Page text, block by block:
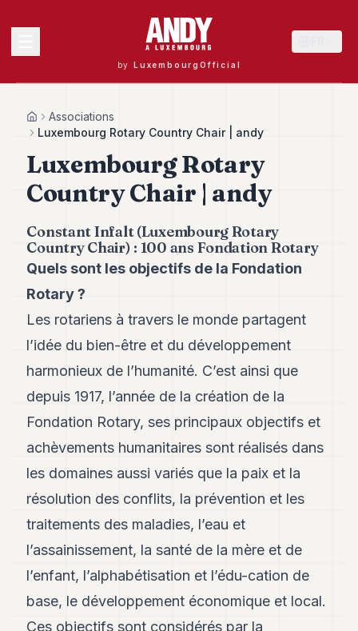
by LuxembourgOfficial
Andy
40
Andy
38
Andy
36
Andy
35
Andy
Andy
32
31
Andy
Andy
27
26
Andy
HomeAssociations
Luxembourg Rotary Country Chair | andy
Luxembourg Rotary
Country Chair | andy
Constant Infalt (Luxembourg Rotary
Country Chair) : 100 ans Fondation Rotary
Quels sont les objectifs de la Fondation
Rotary ?
Les rotariens à travers le monde partagent
l’idée du bien-être et du développement
harmonieux de l’humanité. C’est ainsi que
depuis 1917, l’année de la création de la
Fondation Rotary, ses principaux objectifs et
achèvements humanitaires sont réalisés dans
les domaines aussi variés que la paix et la
résolution des conflits, la prévention et les
traitements des maladies, l’eau et
l’assainissement, la santé de la mère et de
l’enfant, l’alphabétisation et l’édu-cation de
base, le développement économique et local.
Ces objectifs sont considérés par la